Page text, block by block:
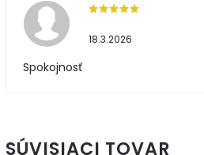
18.3.2026
Spokojnosť
SÚVISIACI TOVAR